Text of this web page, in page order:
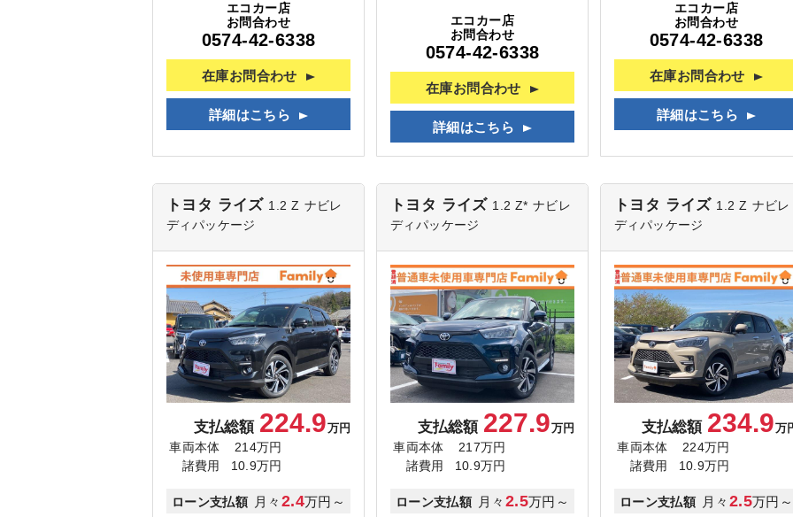
エコカー店
お問合わせ
0574-42-6338
在庫お問合わせ
詳細はこちら
エコカー店
お問合わせ
0574-42-6338
在庫お問合わせ
詳細はこちら
エコカー店
お問合わせ
0574-42-6338
在庫お問合わせ
詳細はこちら
トヨタ ライズ 1.2 Z ナビレ
ディパッケージ
支払総額 224.9万円
車両本体
214万円
諸費用
10.9万円
ローン支払額 月々 2.4万円～
トヨタ ライズ 1.2 Z* ナビレ
ディパッケージ
支払総額 227.9万円
車両本体
217万円
諸費用
10.9万円
ローン支払額 月々 2.5万円～
トヨタ ライズ 1.2 Z ナビレ
ディパッケージ
支払総額 234.9万
車両本体
224万円
諸費用
10.9万円
ローン支払額 月々 2.5万円～